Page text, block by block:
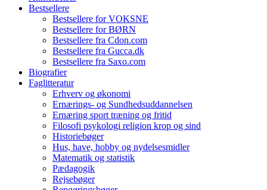
Bestsellere
Bestsellere for VOKSNE
Bestsellere for BØRN
Bestsellere fra Cdon.com
Bestsellere fra Gucca.dk
Bestsellere fra Saxo.com
Biografier
Faglitteratur
Erhverv og økonomi
Ernærings- og Sundhedsuddannelsen
Ernæring sport træning og fritid
Filosofi psykologi religion krop og sind
Historiebøger
Hus, have, hobby og nydelsesmidler
Matematik og statistik
Pædagogik
Rejsebøger